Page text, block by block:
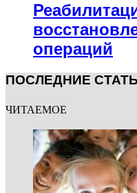
операций
ПОСЛЕДНИЕ
ЧИТАЕМОЕ